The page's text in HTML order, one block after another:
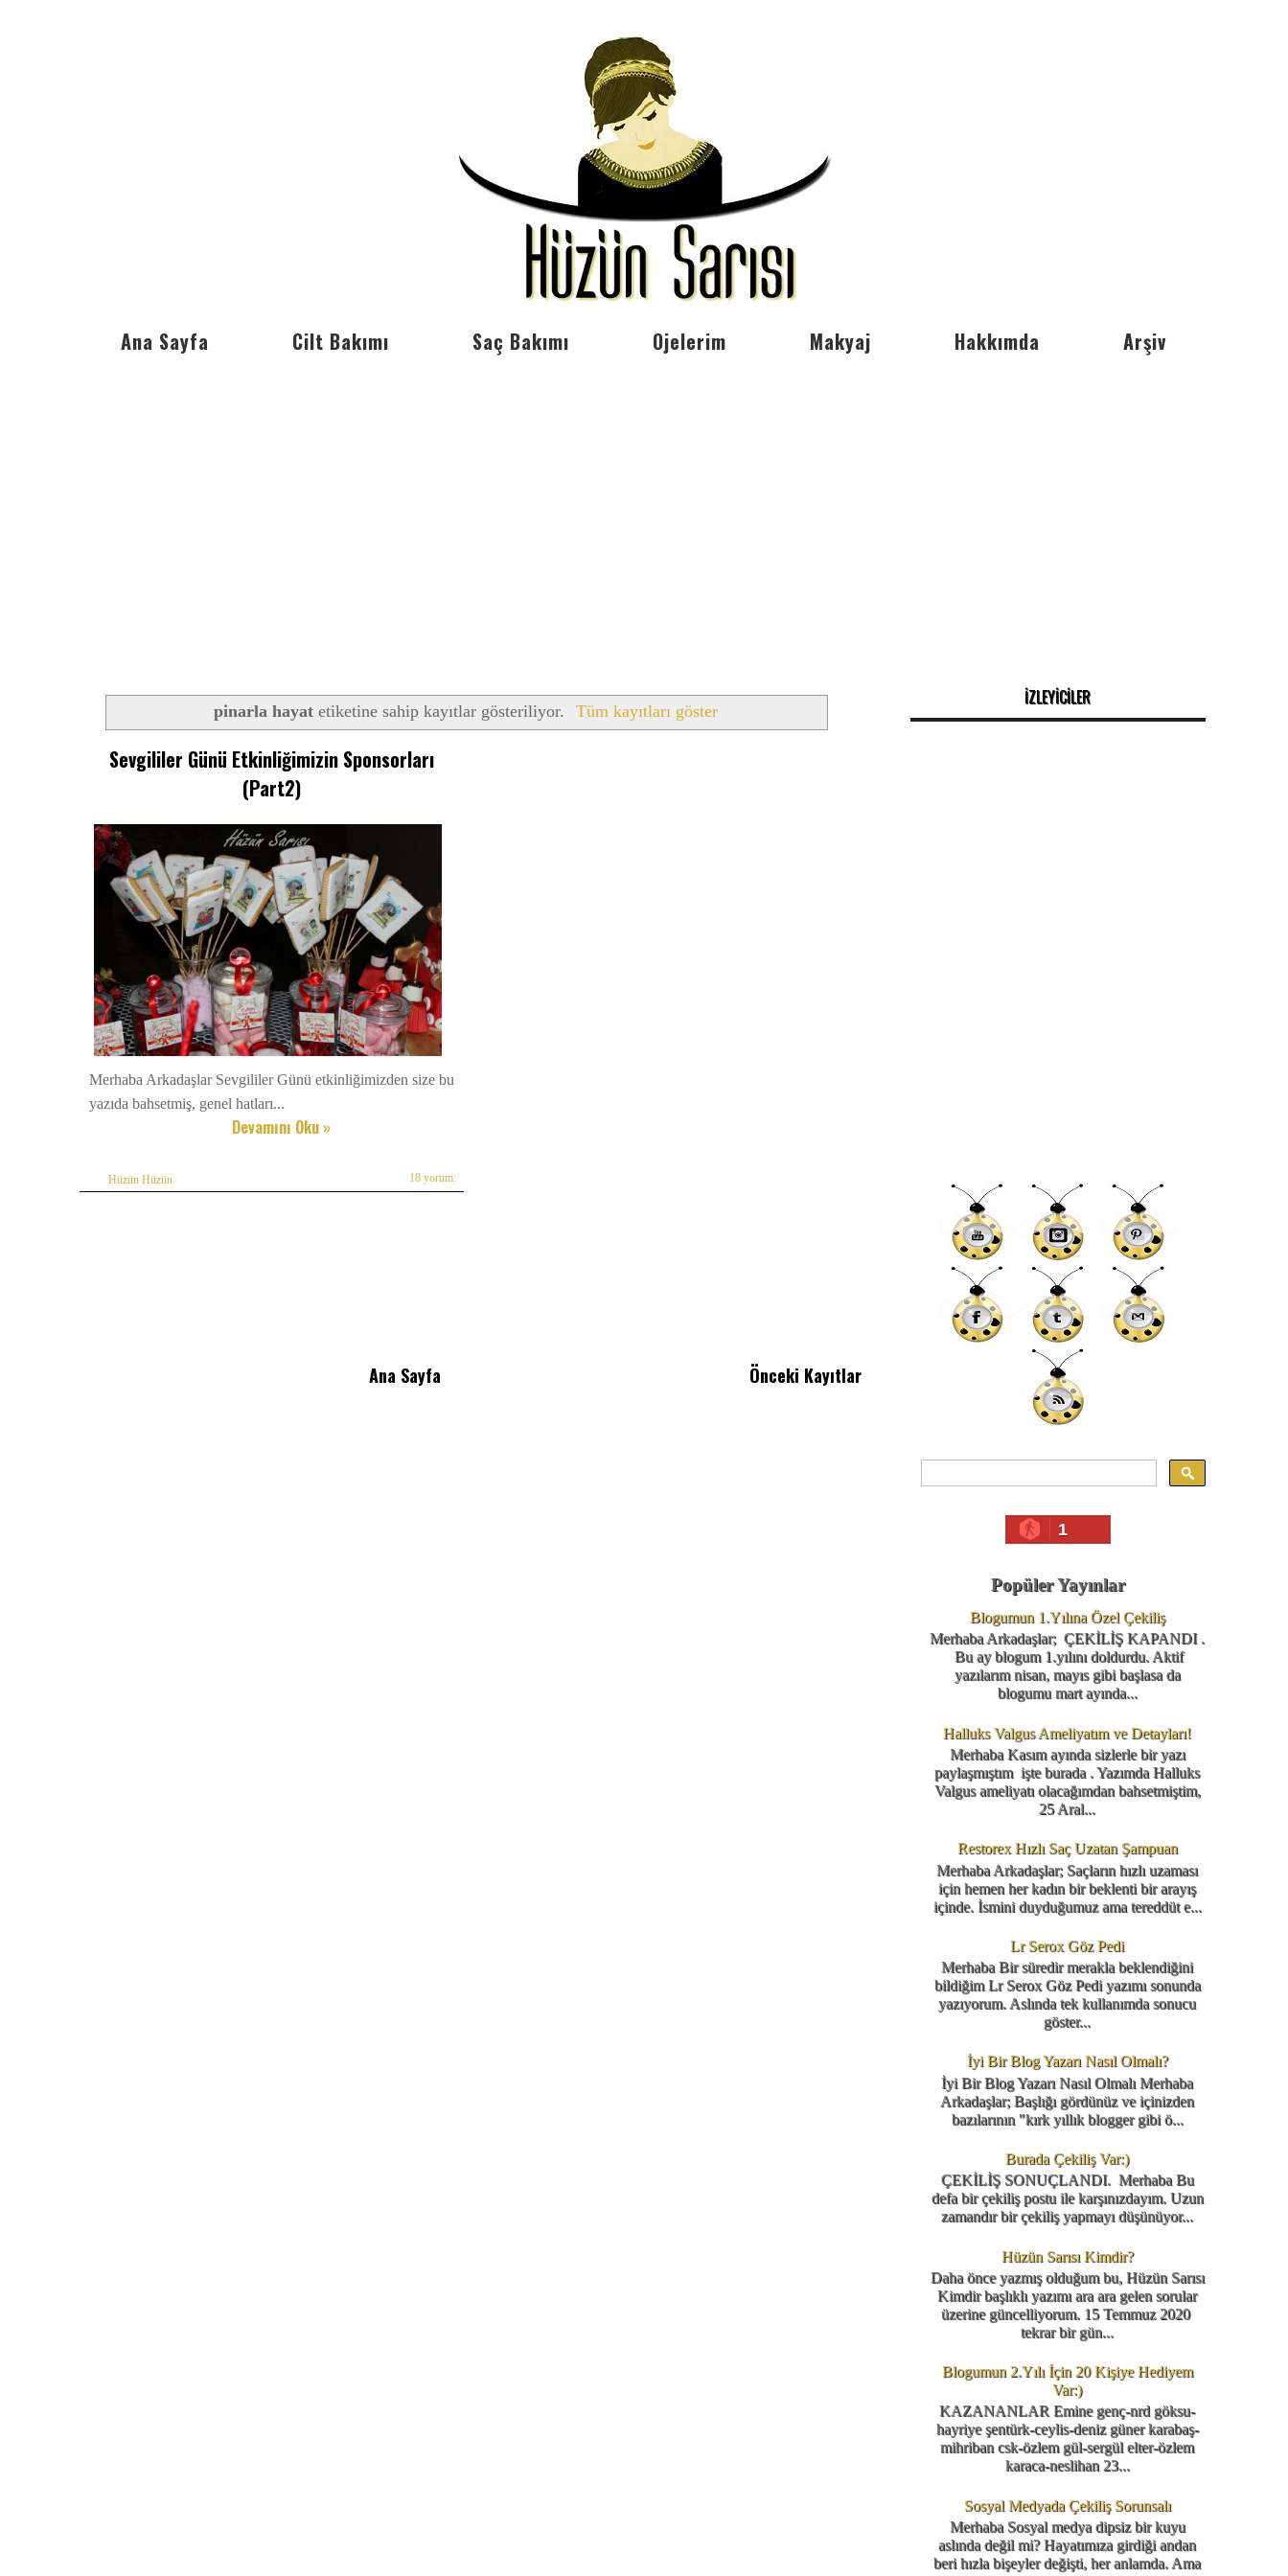
Ana Sayfa Cilt Bakımı Saç Bakımı Ojelerim Makyaj Hakkımda Arşiv
pinarla hayatetiketine sahip kayıtlar gösteriliyor. Tüm kayıtları göster
Sevgililer Günü Etkinliğimizin Sponsorları
(Part2)
Merhaba Arkadaşlar Sevgililer Günü etkinliğimizden size bu
yazıda bahsetmiş, genel hatları...
Devamını Oku »
Hüzün Hüzün 18 yorum:
Önceki Kayıtlar
Ana Sayfa
İZLEYİCİLER
1
Popüler Yayınlar
Blogumun 1.Yılına Özel Çekiliş
Merhaba Arkadaşlar; ÇEKİLİŞ KAPANDI .
Bu ay blogum 1.yılını doldurdu. Aktif
yazılarım nisan, mayıs gibi başlasa da
blogumu mart ayında...
Halluks Valgus Ameliyatım ve Detayları!
Merhaba Kasım ayında sizlerle bir yazı
paylaşmıştım işte burada . Yazımda Halluks
Valgus ameliyatı olacağımdan bahsetmiştim,
25 Aral...
Restorex Hızlı Saç Uzatan Şampuan
Merhaba Arkadaşlar; Saçların hızlı uzaması
için hemen her kadın bir beklenti bir arayış
içinde. İsmini duyduğumuz ama tereddüt e...
Lr Serox Göz Pedi
Merhaba Bir süredir merakla beklendiğini
bildiğim Lr Serox Göz Pedi yazımı sonunda
yazıyorum. Aslında tek kullanımda sonucu
göster...
İyi Bir Blog Yazarı Nasıl Olmalı?
İyi Bir Blog Yazarı Nasıl Olmalı Merhaba
Arkadaşlar; Başlığı gördünüz ve içinizden
bazılarının "kırk yıllık blogger gibi ö...
Burada Çekiliş Var:)
ÇEKİLİŞ SONUÇLANDI. Merhaba Bu
defa bir çekiliş postu ile karşınızdayım. Uzun
zamandır bir çekiliş yapmayı düşünüyor...
Hüzün Sarısı Kimdir?
Daha önce yazmış olduğum bu, Hüzün Sarısı
Kimdir başlıklı yazımı ara ara gelen sorular
üzerine güncelliyorum. 15 Temmuz 2020
tekrar bir gün...
Blogumun 2.Yılı İçin 20 Kişiye Hediyem
Var:)
KAZANANLAR Emine genç-nrd göksu-
hayriye şentürk-ceylis-deniz güner karabaş-
mihriban csk-özlem gül-sergül elter-özlem
karaca-neslihan 23...
Sosyal Medyada Çekiliş Sorunsalı
Merhaba Sosyal medya dipsiz bir kuyu
aslında değil mi? Hayatımıza girdiği andan
beri hızla bişeyler değişti, her anlamda. Ama